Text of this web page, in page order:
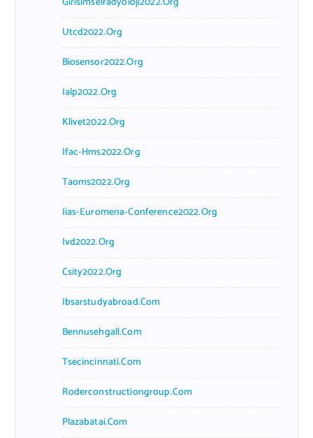
Utcd2022.org
Biosensor2022.org
Ialp2022.org
Klivet2022.org
Ifac-Hms2022.org
Taoms2022.org
Iias-Euromena-Conference2022.org
Ivd2022.org
Csity2022.org
Ibsarstudyabroad.com
Bennusehgall.com
Tsecincinnati.com
Roderconstructiongroup.com
Plazabatai.com